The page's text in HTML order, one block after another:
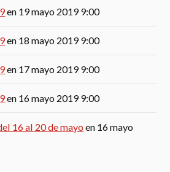
en 19 mayo 2019 9:00
en 18 mayo 2019 9:00
en 17 mayo 2019 9:00
en 16 mayo 2019 9:00
16 al 20 de mayo en 16 mayo